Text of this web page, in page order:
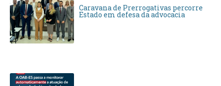
Caravana de Prerrogativas percorre
Estado em defesa da advocacia